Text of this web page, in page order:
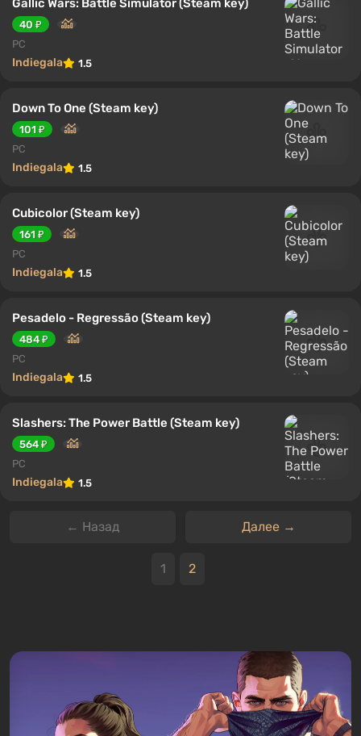
Gallic Wars: Battle Simulator (Steam key)
40 ₽
PC
Indiegala 1.5
Down To One (Steam key)
101 ₽
PC
Indiegala 1.5
Cubicolor (Steam key)
161 ₽
PC
Indiegala 1.5
Pesadelo - Regressão (Steam key)
484 ₽
PC
Indiegala 1.5
Slashers: The Power Battle (Steam key)
564 ₽
PC
Indiegala 1.5
← Назад Далее →
1 2